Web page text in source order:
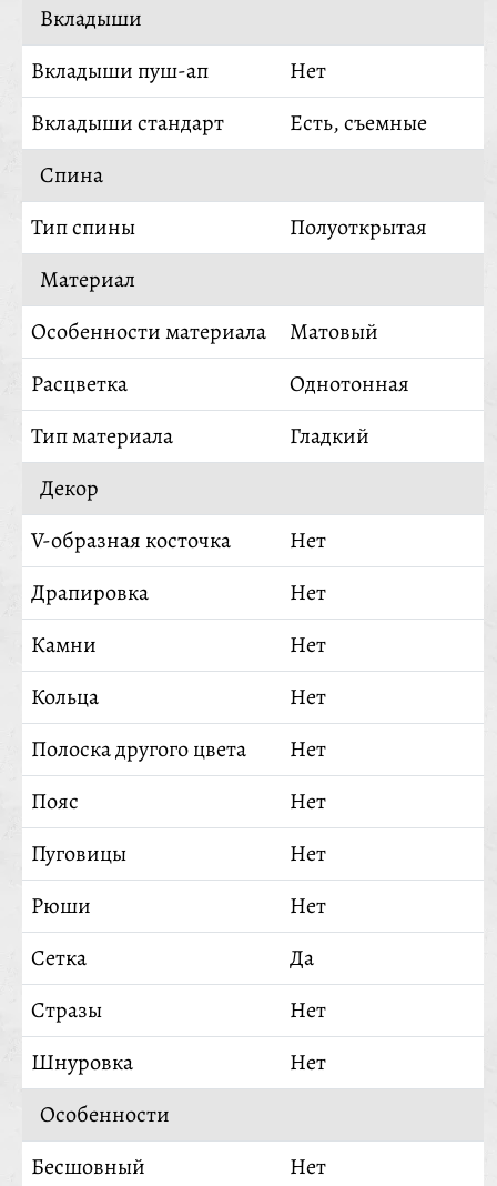
Вкладыши
Вкладыши пуш-ап
Нет
Вкладыши стандарт
Есть, съемные
Спина
Тип спины
Полуоткрытая
Материал
Особенности материала
Матовый
Расцветка
Однотонная
Тип материала
Гладкий
Декор
V-образная косточка
Нет
Драпировка
Нет
Камни
Нет
Кольца
Нет
Полоска другого цвета
Нет
Пояс
Нет
Пуговицы
Нет
Рюши
Нет
Сетка
Да
Стразы
Нет
Шнуровка
Нет
Особенности
Бесшовный
Нет